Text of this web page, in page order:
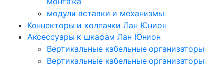
модули вставки и механизмы
Коннекторы и колпачки Лан Юнион
Аксессуары к шкафам Лан Юнион
Вертикальные кабельные организаторы
Вертикальные кабельные организаторы